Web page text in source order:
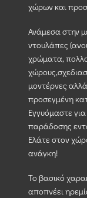
χώρων και
Ανάμεσα στην
ντουλάπες
χρώματα,
μοντέρνες
προσεγμένη
Εγγυόμαστε
παράδοσης
Ελάτε στον
ανάγκη!
Το βασικό
αποπνέει